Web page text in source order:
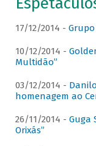
17/12/2014 - Grupo
10/12/2014 -
Multidão”
03/12/2014 -
homenagem ao
26/11/2014 - Guga
Orixás”